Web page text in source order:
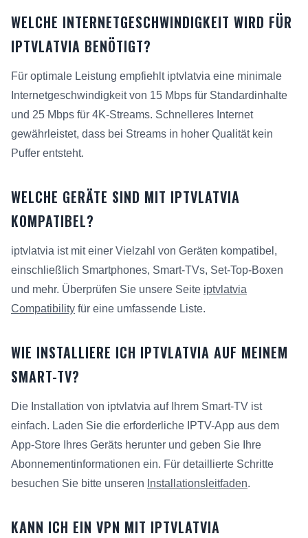
WELCHE INTERNETGESCHWINDIGKEIT WIRD FÜR
IPTVLATVIA BENÖTIGT?
Für optimale Leistung empfiehlt iptvlatvia eine minimale
Internetgeschwindigkeit von 15 Mbps für Standardinhalte
und 25 Mbps für 4K-Streams. Schnelleres Internet
gewährleistet, dass bei Streams in hoher Qualität kein
Puffer entsteht.
WELCHE GERÄTE SIND MIT IPTVLATVIA
KOMPATIBEL?
iptvlatvia ist mit einer Vielzahl von Geräten kompatibel,
einschließlich Smartphones, Smart-TVs, Set-Top-Boxen
und mehr. Überprüfen Sie unsere Seite iptvlatvia
Compatibility für eine umfassende Liste.
WIE INSTALLIERE ICH IPTVLATVIA AUF MEINEM
SMART-TV?
Die Installation von iptvlatvia auf Ihrem Smart-TV ist
einfach. Laden Sie die erforderliche IPTV-App aus dem
App-Store Ihres Geräts herunter und geben Sie Ihre
Abonnementinformationen ein. Für detaillierte Schritte
besuchen Sie bitte unseren Installationsleitfaden.
KANN ICH EIN VPN MIT IPTVLATVIA